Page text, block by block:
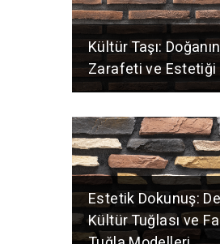
Kültür Taşı: Doğanın
Zarafeti ve Estetiği
Estetik Dokunuş:
Kültür Tuğlası ve